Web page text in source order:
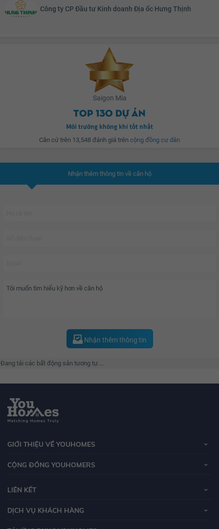
SaigonMiatọa lạc tại khu Trung Sơn - nơi được ví như “bán đảo xanh” giữa
hàng loạt tiện ích hiện đại nên SaigonMia sẽ đem đến cho gia đình bạn
cuộc sống trong lành và đẳng cấp nhất.
được xem là một trong rất ít dự án tại khu Trung Sơn sở hữu vị trí
hiếm có khi tọa lạc tại đường Nguyễn Văn Cừ nối dài và có 3 mặt view sông.
Nhờ sở hữu vị trí lý tưởng nên SaigonMia tách biệt vừa đủ để tránh ồn ào nơi
phố thị nhưng vẫn đem lại cho cư dân cuộc sống tiện nghi và gần gũi thiên
, cư dân chỉ mất khoảng 5 phút để vào trung tâm Quận 1 và
Khu đô thị Phú Mỹ Hưng, đồng thời dễ dàng tận hưởng những tiện ích hàng
Công ty CP Đầu tư Kinh doanh Địa ốc Hưng Thịnh
Saigon Mia
Top 130 dự án
Môi trường không khí tốt nhất
Căn cứ trên 13,548 đánh giá trên cộng đồng cư dân
Nhận thêm thông tin về căn hộ
Nhận thêm thông tin
tải các bất động sản tương tự....
GIỚI THIỆU VỀ YOUHOMES
CỘNG ĐỒNG YOUHOMERS
LIÊN KẾT
DỊCH VỤ KHÁCH HÀNG